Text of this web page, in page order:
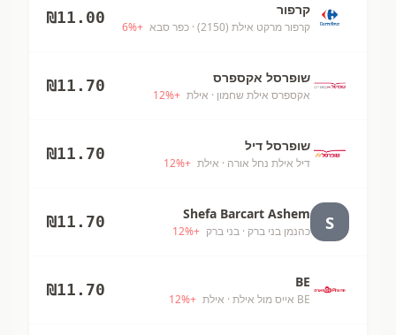
קרפור
קרפור מרקט אילת (2150) · כפר סבא +
6%
₪11.00
שופרסל אקספרס
אקספרס אילת שחמון · אילת +
12%
₪11.70
שופרסל דיל
דיל אילת נחל אורה · אילת +
12%
₪11.70
S
Shefa Barcart Ashem
כהנמן בני ברק · בני ברק +
12%
₪11.70
BE
BE אייס מול אילת · אילת +
12%
₪11.70